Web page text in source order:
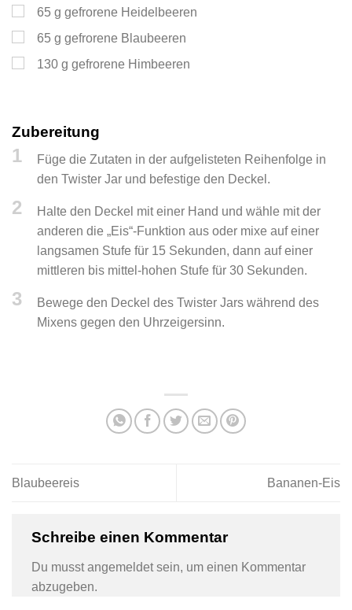
65 g gefrorene Heidelbeeren
65 g gefrorene Blaubeeren
130 g gefrorene Himbeeren
Zubereitung
1
Füge die Zutaten in der aufgelisteten Reihenfolge in
den Twister Jar und befestige den Deckel.
2
Halte den Deckel mit einer Hand und wähle mit der
anderen die „Eis“-Funktion aus oder mixe auf einer
langsamen Stufe für 15 Sekunden, dann auf einer
mittleren bis mittel-hohen Stufe für 30 Sekunden.
3
Bewege den Deckel des Twister Jars während des
Mixens gegen den Uhrzeigersinn.
Blaubeereis Bananen-Eis
Schreibe einen Kommentar
Du musstangemeldetsein, um einen Kommentar
abzugeben.